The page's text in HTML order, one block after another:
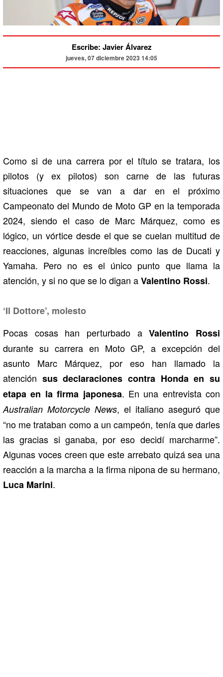
Escribe: Javier Álvarez
jueves, 07 diciembre 2023 14:05
Como si de una carrera por el título se tratara, los
pilotos (y ex pilotos) son carne de las futuras
situaciones que se van a dar en el próximo
Campeonato del Mundo de Moto GP en la temporada
2024, siendo el caso de Marc Márquez, como es
lógico, un vórtice desde el que se cuelan multitud de
reacciones, algunas increíbles como las de Ducati y
Yamaha. Pero no es el único punto que llama la
atención, y si no que se lo digan aValentino Rossi.
‘Il Dottore’, molesto
Pocas cosas han perturbado aValentino Rossi
durante su carrera en Moto GP, a excepción del
asunto Marc Márquez, por eso han llamado la
atención sus declaraciones contra Honda en su
etapa en la firma japonesa. En una entrevista con
Australian Motorcycle News, el italiano aseguró que
“no me trataban como a un campeón, tenía que darles
las gracias si ganaba, por eso decidí marcharme”.
Algunas voces creen que este arrebato quizá sea una
reacción a la marcha a la firma nipona de su hermano,
Luca Marini.